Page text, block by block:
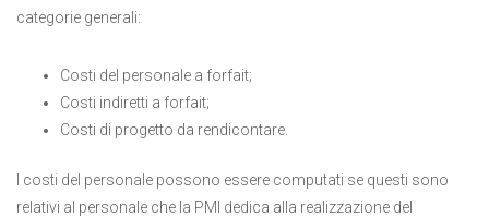
categorie generali:
Costi del personale a forfait;
Costi indiretti a forfait;
Costi di progetto da rendicontare.
I costi del personale possono essere computati se questi sono
relativi al personale che la PMI dedica alla realizzazione del